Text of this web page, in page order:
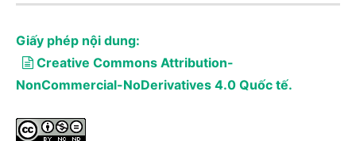
Giấy phép nội dung:
Creative Commons Attribution-
NonCommercial-NoDerivatives 4.0 Quốc tế.